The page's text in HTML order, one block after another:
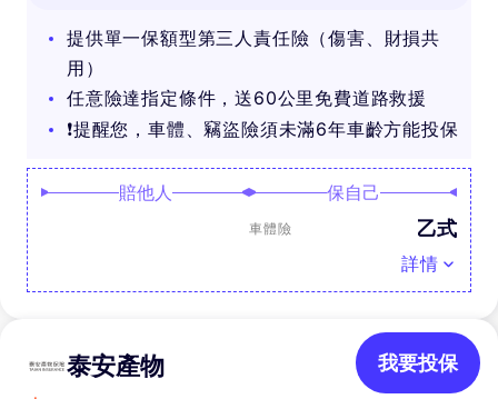
提供單一保額型第三人責任險（傷害、財損共
用）
任意險達指定條件，送60公里免費道路救援
❗提醒您，車體、竊盜險須未滿6年車齡方能投保
賠他人 保自己
車體險 乙式
詳情
泰安產物 我要投保